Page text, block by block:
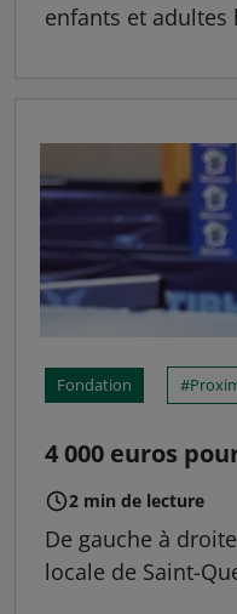
enfants et adultes
Fondation
4 000 euros
2 min de lecture
De gauche à
locale de Saint-